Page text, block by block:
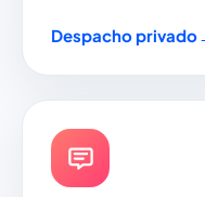
Despacho privado